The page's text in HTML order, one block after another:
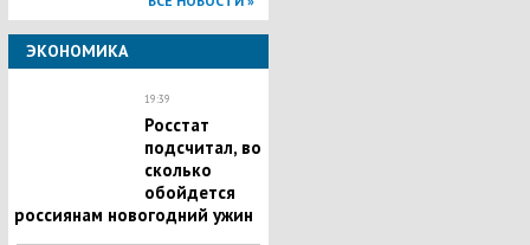
ЭКОНОМИКА
19:39
Росстат
подсчитал, во
сколько
обойдется
россиянам новогодний ужин